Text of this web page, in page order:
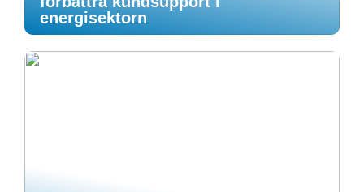
energisektorn